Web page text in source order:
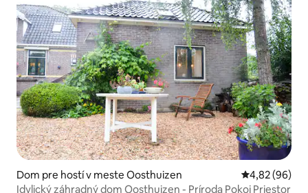
Dom pre hostí v meste Oosthuizen Priemerné
4,82 (96)
Idylický záhradný dom Oosthuizen - Príroda Pokoj Priestor